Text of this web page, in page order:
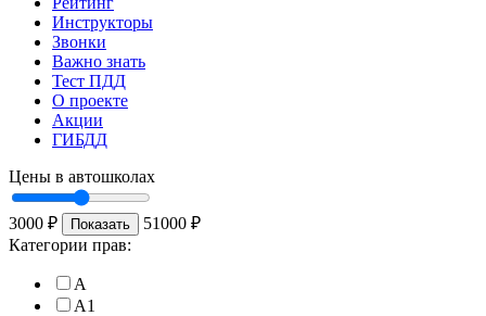
Инструкторы
Звонки
Важно знать
Тест ПДД
О проекте
Акции
ГИБДД
Цены в автошколах
3000 ₽ Показать 51000 ₽
Категории прав:
A
A1